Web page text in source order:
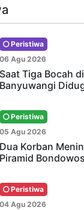
Peristiwa
06 Agu 2026
Saat Tiga Bocah
Banyuwangi
Peristiwa
05 Agu 2026
Dua Korban
Piramid
Peristiwa
04 Agu 2026